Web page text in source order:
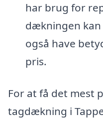
har brug for
dækningen
også have
pris.
For at få det mest
tagdækning i